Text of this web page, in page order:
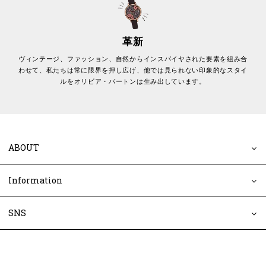
革新
ヴィンテージ、ファッション、自然からインスパイヤされた要素を組み合
わせて、私たちは常に限界を押し広げ、他では見られない印象的なスタイ
ルをオリビア・バートンは生み出しています。
ABOUT
Information
SNS